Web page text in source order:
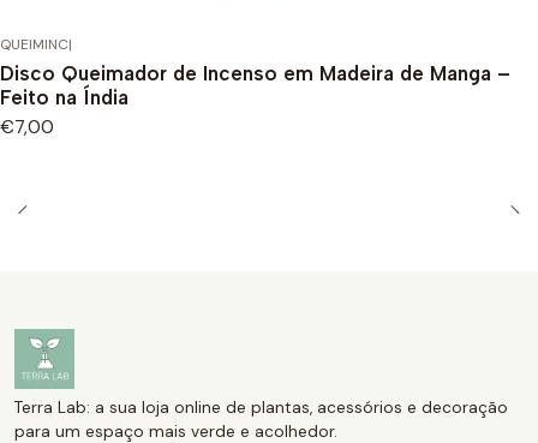
QUEIMINC|
Disco Queimador de Incenso em Madeira de Manga –
Feito na Índia
€7,00
Terra Lab: a sua loja online de plantas, acessórios e decoração
para um espaço mais verde e acolhedor.